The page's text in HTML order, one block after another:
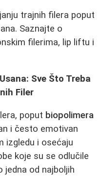
trajnih filera poput
Saznajte o
filerima, lip liftu i
Sve Što Treba
Filer
poput biopolimera
i često emotivan
izgledu i osećaju
koje su se odlučile
jedna od najboljih